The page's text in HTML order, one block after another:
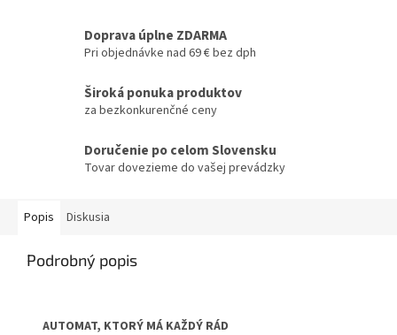
Doprava úplne ZDARMA
Pri objednávke nad 69 € bez dph
Široká ponuka produktov
za bezkonkurenčné ceny
Doručenie po celom Slovensku
Tovar dovezieme do vašej prevádzky
Popis Diskusia
Podrobný popis
AUTOMAT, KTORÝ MÁ KAŽDÝ RÁD